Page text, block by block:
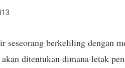
seseorang berkeliling dengan
ditentukan dimana letak